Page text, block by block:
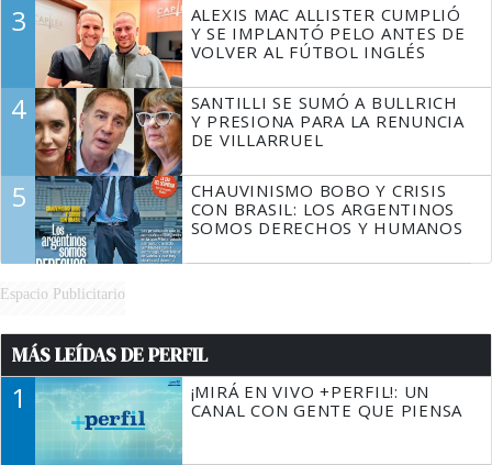
3
ALEXIS MAC ALLISTER CUMPLIÓ
Y SE IMPLANTÓ PELO ANTES DE
VOLVER AL FÚTBOL INGLÉS
4
SANTILLI SE SUMÓ A BULLRICH
Y PRESIONA PARA LA RENUNCIA
DE VILLARRUEL
5
CHAUVINISMO BOBO Y CRISIS
CON BRASIL: LOS ARGENTINOS
SOMOS DERECHOS Y HUMANOS
Espacio Publicitario
MÁS LEÍDAS DE PERFIL
1
¡MIRÁ EN VIVO +PERFIL!: UN
CANAL CON GENTE QUE PIENSA